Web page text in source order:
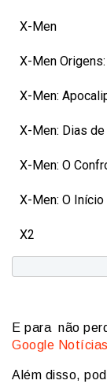
X-Men
X-Men
X-Men:
X-Men: Dias
X-Men: O
X-Men: O Início
X2
E para não
Google
Além disso,